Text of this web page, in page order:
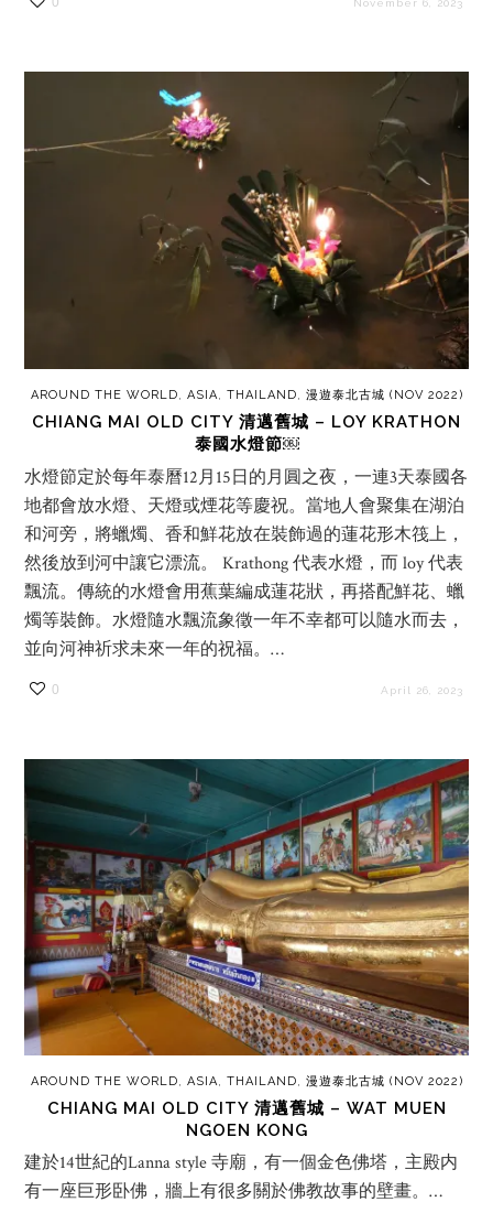
November 6, 2023
AROUND THE WORLD, ASIA, THAILAND, 漫遊泰北古城 (NOV 2022)
CHIANG MAI OLD CITY 清邁舊城 – LOY KRATHON
泰國水燈節￼
水燈節定於每年泰曆12月15日的月圓之夜，一連3天泰國各
地都會放水燈、天燈或煙花等慶祝。當地人會聚集在湖泊
和河旁，將蠟燭、香和鮮花放在裝飾過的蓮花形木筏上，
然後放到河中讓它漂流。 Krathong 代表水燈，而 loy 代表
飄流。傳統的水燈會用蕉葉編成蓮花狀，再搭配鮮花、蠟
燭等裝飾。水燈隨水飄流象徵一年不幸都可以隨水而去，
並向河神祈求未來一年的祝福。…
0 April 26, 2023
AROUND THE WORLD, ASIA, THAILAND, 漫遊泰北古城 (NOV 2022)
CHIANG MAI OLD CITY 清邁舊城 – WAT MUEN
NGOEN KONG
建於14世紀的Lanna style 寺廟，有一個金色佛塔，主殿内
有一座巨形卧佛，牆上有很多關於佛教故事的壁畫。…